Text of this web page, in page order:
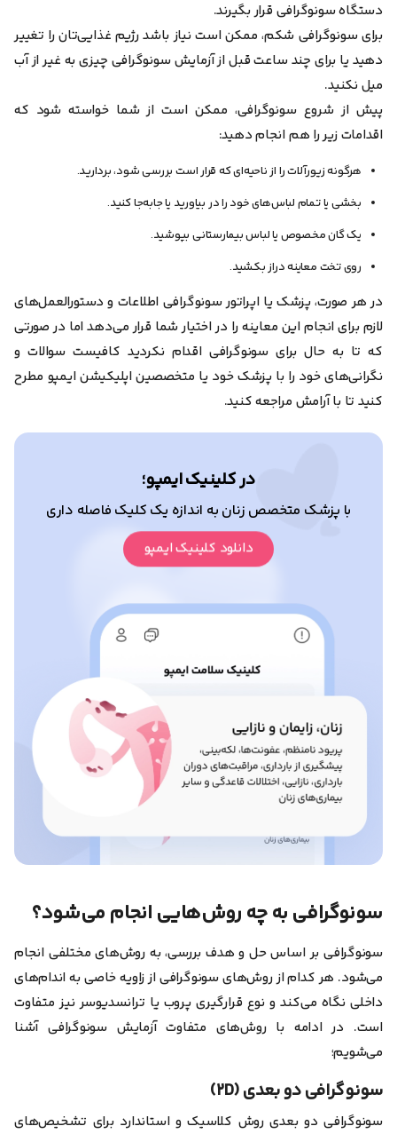
دستگاه سونوگرافی قرار بگیرند.
برای سونوگرافی شکم، ممکن است نیاز باشد رژیم غذایی‌تان را تغییر
دهید یا برای چند ساعت قبل از آزمایش سونوگرافی چیزی به غیر از آب
میل نکنید.
پیش از شروع سونوگرافی، ممکن است از شما خواسته شود که
اقدامات زیر را هم انجام دهید:
هرگونه زیورآلات را از ناحیه‌ای که قرار است بررسی شود، بردارید.
بخشی یا تمام لباس‌های خود را در بیاورید یا جابه‌جا کنید.
یک گان مخصوص یا لباس بیمارستانی بپوشید.
روی تخت معاینه دراز بکشید.
در هر صورت، پزشک یا اپراتور سونوگرافی اطلاعات و دستورالعمل‌های
لازم برای انجام این معاینه را در اختیار شما قرار می‌دهد اما در صورتی
که تا به حال برای سونوگرافی اقدام نکردید کافیست سوالات و
نگرانی‌های خود را با پزشک خود یا متخصصین اپلیکیشن ایمپو مطرح
کنید تا با آرامش مراجعه کنید.
در کلینیک ایمپو؛
با پزشک متخصص زنان به اندازه یک کلیک فاصله داری
دانلود کلینیک ایمپو
سونوگرافی به چه روش‌هایی انجام می‌شود؟
سونوگرافی بر اساس حل و هدف بررسی، به روش‌های مختلفی انجام
می‌شود. هر کدام از روش‌های سونوگرافی از زاویه خاصی به اندام‌های
داخلی نگاه می‌کند و نوع قرارگیری پروب یا ترانسدیوسر نیز متفاوت
است. در ادامه با روش‌های متفاوت آزمایش سونوگرافی آشنا
می‌شویم؛
سونوگرافی دو بعدی (۲D)
سونوگرافی دو بعدی روش کلاسیک و استاندارد برای تشخیص‌های